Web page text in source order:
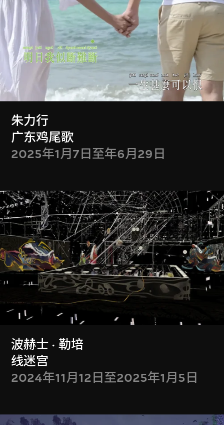
朱力行
广东鸡尾歌
2025年1月7日至年6月29日
波赫士 · 勒培
线迷宫
2024年11月12日至2025年1月5日
10月6日
2024年4月9日至7
月21日
武子杨、马克 · 拉莫
2024年1月9日至3
月31日
曾威量
12月31日
何子彦
R代表回响
2023年7月4日至9
2023年3月28日至6